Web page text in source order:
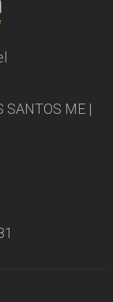
SANTOS ME |